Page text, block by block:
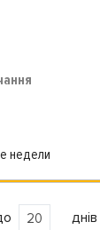
недели
днів